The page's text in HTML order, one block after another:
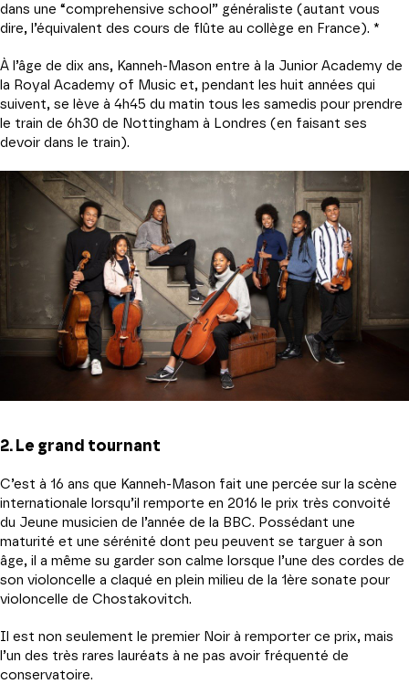
dans une “comprehensive school” généraliste (autant vous
dire, l’équivalent des cours de flûte au collège en France). *
À l’âge de dix ans, Kanneh-Mason entre à la Junior Academy de
la Royal Academy of Music et, pendant les huit années qui
suivent, se lève à 4h45 du matin tous les samedis pour prendre
le train de 6h30 de Nottingham à Londres (en faisant ses
devoir dans le train).
2. Le grand tournant
C’est à 16 ans que Kanneh-Mason fait une percée sur la scène
internationale lorsqu’il remporte en 2016 le prix très convoité
du Jeune musicien de l’année de la BBC. Possédant une
maturité et une sérénité dont peu peuvent se targuer à son
âge, il a même su garder son calme lorsque l’une des cordes de
son violoncelle a claqué en plein milieu de la 1ère sonate pour
violoncelle de Chostakovitch.
Il est non seulement le premier Noir à remporter ce prix, mais
l’un des très rares lauréats à ne pas avoir fréquenté de
conservatoire.